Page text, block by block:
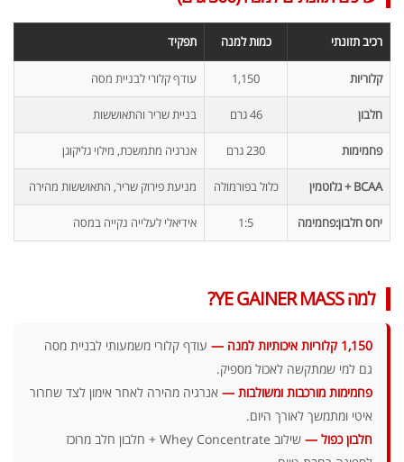
רכיב תזונתי כמות למנה תפקיד
קלוריות 1,150 עודף קלורי לבניית מסה
חלבון 46 גרם בניית שריר והתאוששות
פחמימות 230 גרם אנרגיה מתמשכת, מילוי גליקוגן
BCAA + גלוטמין כלול בפורמולה מניעת פירוק שריר, התאוששות מהירה
יחס חלבון:פחמימה 1:5 אידיאלי לעלייה נקייה במסה
למה YE GAINER MASS?
1,150 קלוריות איכותיות למנה —
עודף קלורי משמעותי לבניית מסה
גם למי שמתקשה לאכול מספיק.
פחמימות מורכבות ומשולבות — אנרגיה מהירה לאחר אימון לצד שחרור
איטי ומתמשך לאורך היום.
חלבון כפול —
שילוב Whey Concentrate + חלבון חלב מרוכז